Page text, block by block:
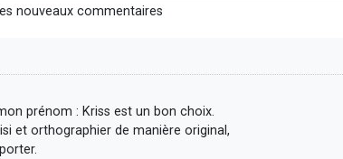
nouveaux commentaires
prénom : Kriss est un bon choix.
et orthographier de manière original,